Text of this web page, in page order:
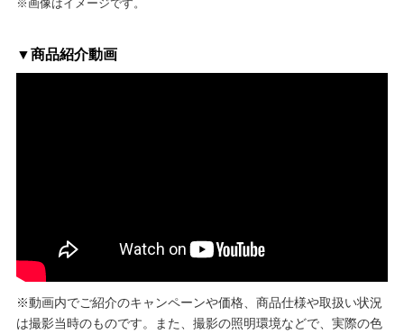
※画像はイメージです。
▼商品紹介動画
※動画内でご紹介のキャンペーンや価格、商品仕様や取扱い状況
は撮影当時のものです。また、撮影の照明環境などで、実際の色